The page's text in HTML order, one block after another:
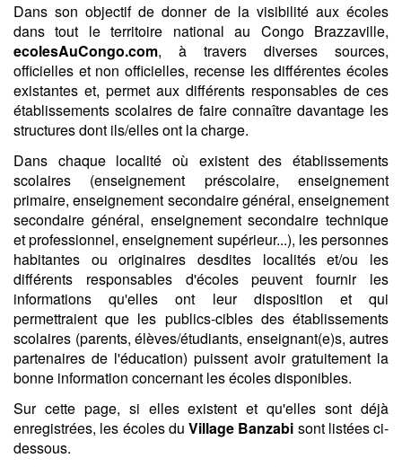
Dans son objectif de donner de la visibilité aux écoles
dans tout le territoire national au Congo Brazzaville,
ecolesAuCongo.com, à travers diverses sources,
officielles et non officielles, recense les différentes écoles
existantes et, permet aux différents responsables de ces
établissements scolaires de faire connaître davantage les
structures dont ils/elles ont la charge.
Dans chaque localité où existent des établissements
scolaires (enseignement préscolaire, enseignement
primaire, enseignement secondaire général, enseignement
secondaire général, enseignement secondaire technique
et professionnel, enseignement supérieur...), les personnes
habitantes ou originaires desdites localités et/ou les
différents responsables d'écoles peuvent fournir les
informations qu'elles ont leur disposition et qui
permettraient que les publics-cibles des établissements
scolaires (parents, élèves/étudiants, enseignant(e)s, autres
partenaires de l'éducation) puissent avoir gratuitement la
bonne information concernant les écoles disponibles.
Sur cette page, si elles existent et qu'elles sont déjà
enregistrées, les écoles du Village Banzabi sont listées ci-
dessous.